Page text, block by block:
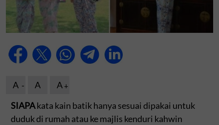
A A
A
SIAPAkata kain batik hanya sesuai dipakai untuk
duduk di rumah atau ke majlis kenduri kahwin